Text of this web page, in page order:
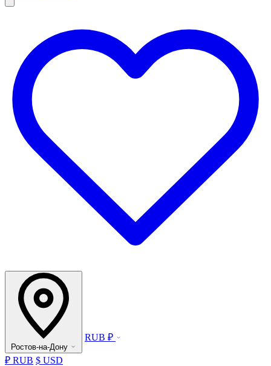
Ростов-на-Дону
RUB ₽
₽ RUB $ USD